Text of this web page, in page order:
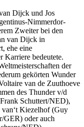
Dijck und Jos
Nimmerdor-
Zweiter bei den
van Dijck in
ehe eine
Karriere bedeutete.
der
gekörten Wunder
van de Zuuthoeve
des Thunder v/d
Schuttert/NED),
Kiezelhof (Guy
GER) oder auch